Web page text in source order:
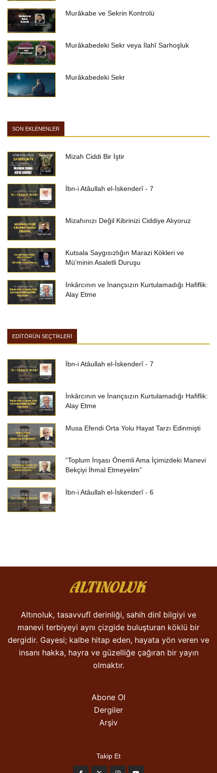
Murâkabe ve Sekrin Kontrolü
Murâkabedeki Sekr veya İlahî Sarhoşluk
Murâkabedeki Sekr
SON EKLENENLER
Mizah Ciddi Bir İştir
İbn-i Atâullah el-İskenderî - 7
Mizahınızı Değil Kibrinizi Ciddiye Alıyoruz
Kutsala Saygısızlığın Marazi Kökleri ve
Mü’minin Asaletli Duruşu
İnkârcının ve İnançsızın Kurtulamadığı Hafiflik:
Alay Etme
EDİTÖRÜN SEÇTİKLERİ
İbn-i Atâullah el-İskenderî - 7
İnkârcının ve İnançsızın Kurtulamadığı Hafiflik:
Alay Etme
Musa Efendi Orta Yolu Hayat Tarzı Edinmişti
“Toplum İnşası Önemli Ama İçimizdeki Manevi
Bekçiyi İhmal Etmeyelim”
İbn-i Atâullah el-İskenderî - 6
Altınoluk, tasavvufî derinliği, sahih dinî bilgiyi ve
manevi terbiyeyi aynı çizgide buluşturan köklü bir
dergidir. Gayesi; kalbe hitap eden, hayata yön veren ve
insanı hakka, hayra ve güzelliğe çağıran bir yayın
olmaktır.
Abone Ol
Dergiler
Arşiv
Takip Et